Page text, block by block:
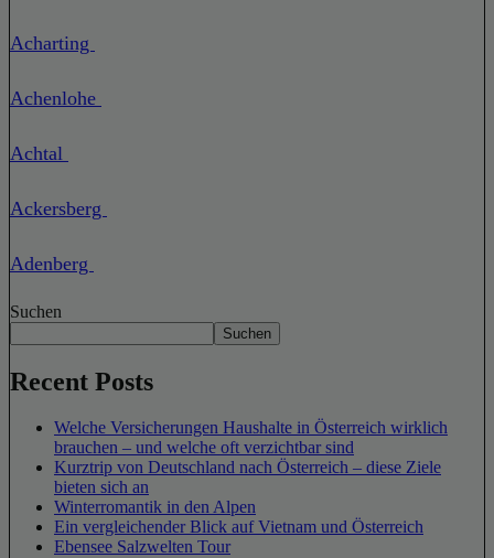
Acharting
Achenlohe
Achtal
Ackersberg
Adenberg
Suchen
Suchen
Recent Posts
Welche Versicherungen Haushalte in Österreich wirklich
brauchen – und welche oft verzichtbar sind
Kurztrip von Deutschland nach Österreich – diese Ziele
bieten sich an
Winterromantik in den Alpen
Ein vergleichender Blick auf Vietnam und Österreich
Ebensee Salzwelten Tour